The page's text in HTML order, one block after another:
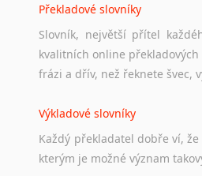
Práce v Austrálii
Odkazy poskytující cenné
hledat práci na internetu
Hledáte-li
práci
stejná obecná pravidla, jako
Překladové slovníky
Slovník, největší přítel
kvalitních online
frázi a dřív, než řeknete švec,
Výkladové slovníky
Každý překladatel dobře ví, že
kterým je možné význam